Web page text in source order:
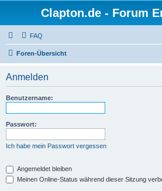
Clapton.de - Forum
FAQ
Foren-Übersicht
Anmelden
Benutzername:
Passwort:
Ich habe mein Passwort vergessen
Angemeldet bleiben
Meinen Online-Status während dieser Sitzung